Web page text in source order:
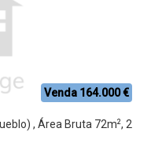
Venda 164.000 €
, Área Bruta 72m2, 2